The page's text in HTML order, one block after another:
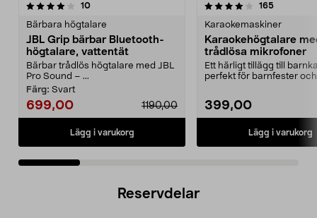
10recensioner
Bärbara högtalare
JBL Grip bärbar Bluetooth-
högtalare, vattentät
Bärbar trådlös högtalare med JBL
Pro Sound – ...
Färg: Svart
699,00 1190,00
Lägg i varukorg
4.0 av 5 stjärnor 165
Karaokemaskiner
Karaokehögtalare
trådlösa mikrofoner
Ett härligt tillägg till
perfekt för barnfester och
399,00
Lägg i varukorg
4.0 av 5 stjärnor
Reservdelar